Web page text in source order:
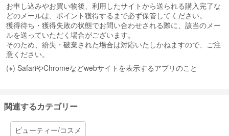
お申し込みやお買い物後、利用したサイトから送られる購入完了な
どのメールは、ポイント獲得するまで必ず保管してください。
獲得待ち・獲得失敗の状態でお問い合わせされる際に、該当のメー
ルを送っていただく場合がございます。
そのため、紛失・破棄された場合は対応いたしかねますので、ご注
意ください。
(※) SafariやChromeなどwebサイトを表示するアプリのこと
関連するカテゴリー
ビューティー/コスメ